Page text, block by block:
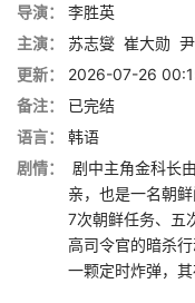
导演：
李胜英
主演：
苏志燮 崔大勋
更新：
2026-07-26
备注：
已完结
语言：
韩语
剧情：
剧中主角金科长
亲，也是一名朝
7次朝鲜任务、五
高司令官的暗杀
一颗定时炸弹，